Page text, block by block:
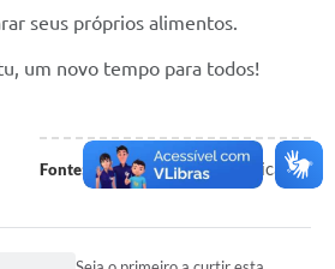
seus próprios alimentos.
um novo tempo para todos!
Fonte: Assessoria de Comunicação